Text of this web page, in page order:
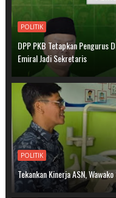
POLITIK
DPP PKB Tetapkan Pengurus
Emiral Jadi Sekretaris
POLITIK
Tekankan Kinerja ASN,